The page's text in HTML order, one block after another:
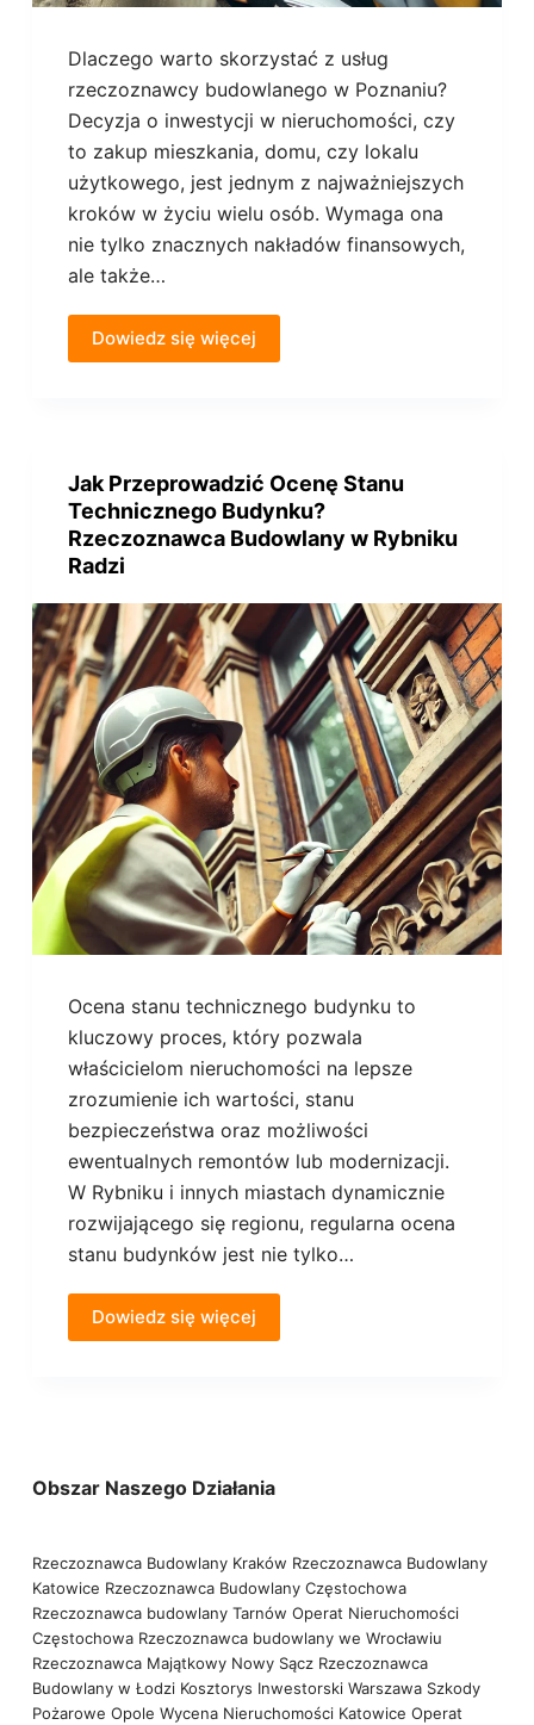
Dlaczego warto skorzystać z usług
rzeczoznawcy budowlanego w Poznaniu?
Decyzja o inwestycji w nieruchomości, czy
to zakup mieszkania, domu, czy lokalu
użytkowego, jest jednym z najważniejszych
kroków w życiu wielu osób. Wymaga ona
nie tylko znacznych nakładów finansowych,
ale także…
Dowiedz się więcej
Jak Przeprowadzić Ocenę Stanu
Technicznego Budynku?
Rzeczoznawca Budowlany w Rybniku
Radzi
Ocena stanu technicznego budynku to
kluczowy proces, który pozwala
właścicielom nieruchomości na lepsze
zrozumienie ich wartości, stanu
bezpieczeństwa oraz możliwości
ewentualnych remontów lub modernizacji.
W Rybniku i innych miastach dynamicznie
rozwijającego się regionu, regularna ocena
stanu budynków jest nie tylko…
Dowiedz się więcej
Obszar Naszego Działania
Rzeczoznawca Budowlany Kraków Rzeczoznawca Budowlany
Katowice Rzeczoznawca Budowlany Częstochowa
Rzeczoznawca budowlany Tarnów Operat Nieruchomości
Częstochowa Rzeczoznawca budowlany we Wrocławiu
Rzeczoznawca Majątkowy Nowy Sącz Rzeczoznawca
Budowlany w Łodzi Kosztorys Inwestorski Warszawa Szkody
Pożarowe Opole Wycena Nieruchomości Katowice Operat